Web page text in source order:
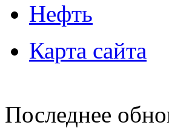
Нефть
Карта сайта
Последнее